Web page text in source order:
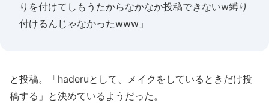
りを付けてしもうたからなかなか投稿できないw縛り
付けるんじゃなかったwww」
と投稿。「haderuとして、メイクをしているときだけ投
稿する」と決めているようだった。